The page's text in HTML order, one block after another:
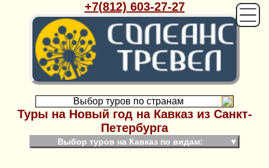
+7(812) 603-27-27
Выбор туров по странам
Туры на Новый год на Кавказ из Санкт-
Петербурга
Выбор туров на Кавказ по видам: ▼